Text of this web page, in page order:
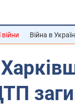
війни Війна в